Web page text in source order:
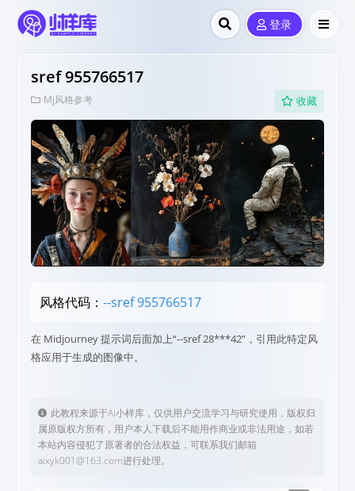
登录
sref 955766517
Mj风格参考 收藏
风格代码：--sref 955766517
在 Midjourney 提示词后面加上“--sref 28***42”，引用此特定风
格应用于生成的图像中。
此教程来源于Ai小样库，仅供用户交流学习与研究使用，版权归
属原版权方所有，用户本人下载后不能用作商业或非法用途，如若
本站内容侵犯了原著者的合法权益，可联系我们邮箱
aixyk001@163.com进行处理。